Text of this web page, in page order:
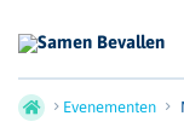
Evenementen